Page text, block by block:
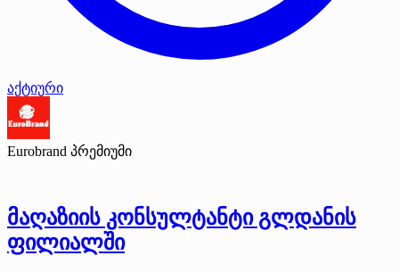
აქტიური
Eurobrand პრემიუმი
მაღაზიის კონსულტანტი გლდანის
ფილიალში